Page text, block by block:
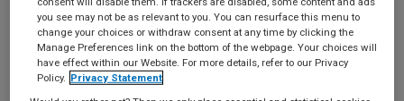
Factuuradres aanpassen
you see may not be as relevant to you. You can resurface this menu to
change your choices or withdraw consent at any time by clicking the
Manage Preferences link on the bottom of the webpage. Your choices will
have effect within our Website. For more details, refer to our Privacy
Policy. Privacy Statement